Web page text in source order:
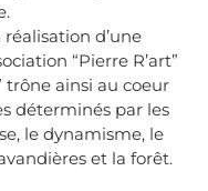
d’une
“Pierre R’art”
trône ainsi au coeur
déterminés par les
le dynamisme, le
et la forêt.